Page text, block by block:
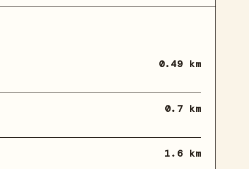
0.49 km
0.7 km
1.6 km